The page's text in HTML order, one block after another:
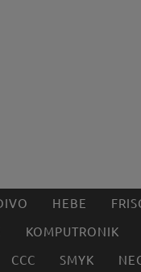
HEBE
KOMPUTRONIK
CCC SMYK